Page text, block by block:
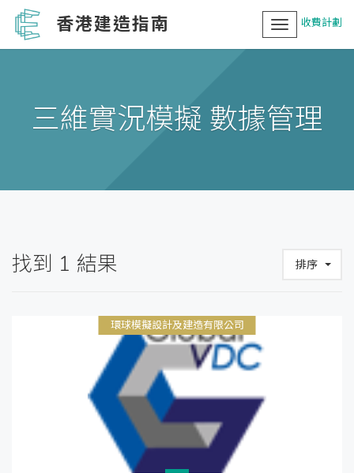
香港建造指南 收費計劃
Toggle
navigation
三維實況模擬 數據管理
找到 1 結果 排序
環球模擬設計及建造有限公司